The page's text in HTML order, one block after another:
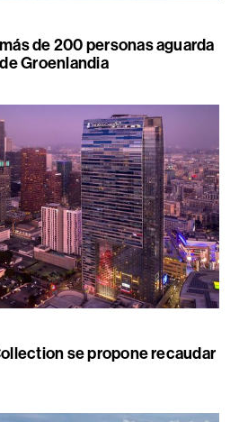
de 200 personas aguarda
Groenlandia
se propone recaudar